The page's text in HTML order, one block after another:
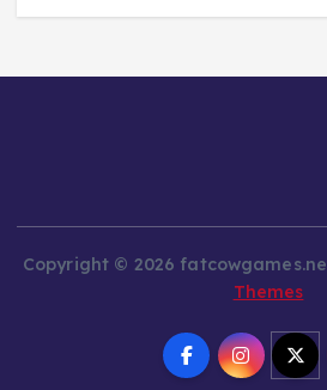
Copyright © 2026
Themes